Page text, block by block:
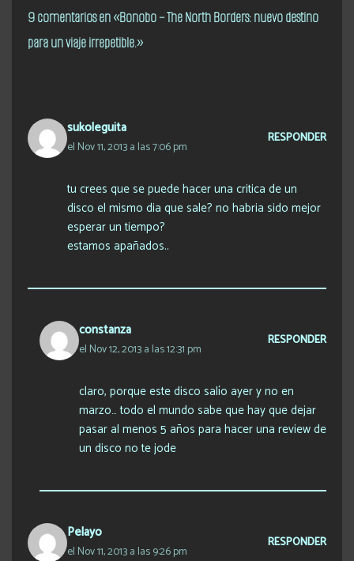
9 comentarios en «Bonobo – The North Borders: nuevo destino
para un viaje irrepetible.»
sukoleguita
el Nov 11, 2013 a las 7:06 pm
RESPONDER
tu crees que se puede hacer una critica de un
disco el mismo dia que sale? no habria sido mejor
esperar un tiempo?
estamos apañados..
constanza
el Nov 12, 2013 a las 12:31 pm
RESPONDER
claro, porque este disco salío ayer y no en
marzo… todo el mundo sabe que hay que dejar
pasar al menos 5 años para hacer una review de
un disco no te jode
Pelayo
el Nov 11, 2013 a las 9:26 pm
RESPONDER